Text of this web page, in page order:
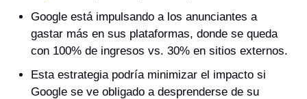
Google está impulsando a los anunciantes a
gastar más en sus plataformas, donde se queda
con 100% de ingresos vs. 30% en sitios externos.
Esta estrategia podría minimizar el impacto si
Google se ve obligado a desprenderse de su